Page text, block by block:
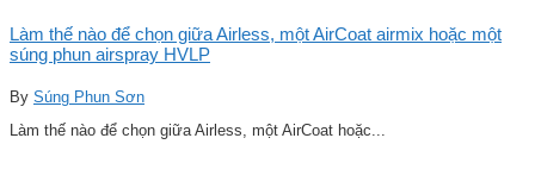
Làm thế nào để chọn giữa Airless, một AirCoat airmix hoặc một
súng phun airspray HVLP
By Súng Phun Sơn
Làm thế nào để chọn giữa Airless, một AirCoat hoặc...